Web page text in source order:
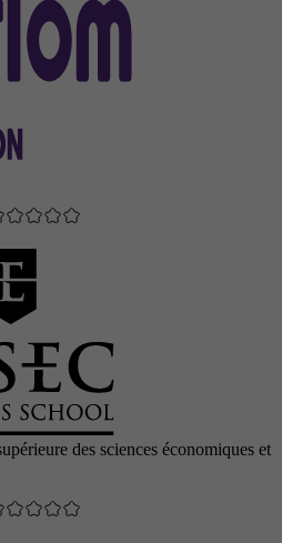
des sciences économiques et